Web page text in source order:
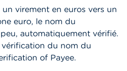
virement en euros vers un
euro, le nom du
automatiquement vérifié.
vérification du nom du
of Payee.